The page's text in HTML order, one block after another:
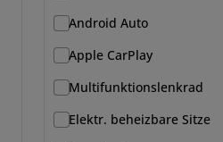
Android Auto
Apple CarPlay
Multifunktionslenkrad
Elektr. beheizbare Sitze